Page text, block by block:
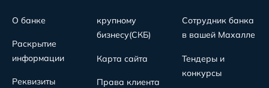
О банке
Раскрытие
информации
Реквизиты
крупному
бизнесу(СКБ)
Карта сайта
Права клиента
Сотрудник банка
в вашей Махалле
Тендеры и
конкурсы